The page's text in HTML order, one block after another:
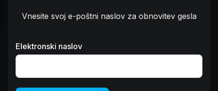
Vnesite svoj e-poštni naslov za obnovitev gesla
Elektronski naslov